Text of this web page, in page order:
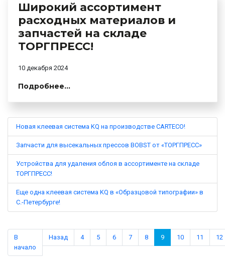
Широкий ассортимент
расходных материалов и
запчастей на складе
ТОРГПРЕСС!
10 декабря 2024
Подробнее...
Новая клеевая система KQ на производстве CARTECO!
Запчасти для высекальных прессов BOBST от «ТОРГПРЕСС»
Устройства для удаления облоя в ассортименте на складе
ТОРГПРЕСС!
Еще одна клеевая система KQ в «Образцовой типографии» в
С.-Петербурге!
В
начало
Назад 4 5 6 7 8 9 10 11 12